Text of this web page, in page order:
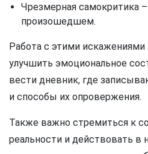
Чрезмерная самокритика
произошедшем.
Работа с этими
улучшить эмоциональное
вести дневник, где
и способы их опровержения.
Также важно стремиться к
реальности и действовать в